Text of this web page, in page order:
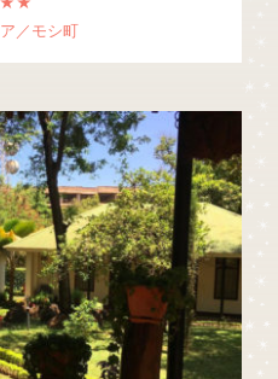
／モシ町